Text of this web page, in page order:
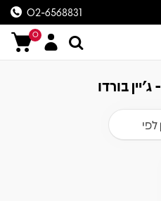
02-6568831
0
בורדו
לפי